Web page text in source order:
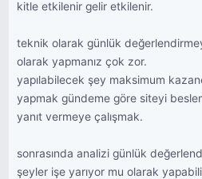
kitle etkilenir gelir etkilenir.
teknik olarak günlük
olarak yapmanız çok zor.
yapılabilecek şey maksimum
yapmak gündeme göre siteyi
yanıt vermeye çalışmak.
sonrasında analizi günlük
şeyler işe yarıyor mu olarak